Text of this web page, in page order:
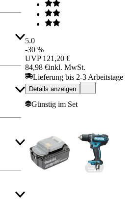
5.0
-30 %
UVP 121,20 €
84,98 €inkl. MwSt.
Lieferung bis 2-3 Arbeitstage
Details anzeigen
Günstig im Set